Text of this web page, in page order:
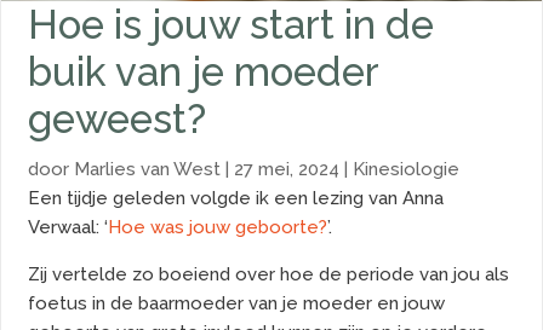
Hoe is jouw start in de
buik van je moeder
geweest?
door Marlies van West 27 mei, 2024
Kinesiologie
Een tijdje geleden volgde ik een lezing van Anna
Verwaal: ‘ Hoe was jouw geboorte?’.
Zij vertelde zo boeiend over hoe de periode van jou als
foetus in de baarmoeder van je moeder en jouw